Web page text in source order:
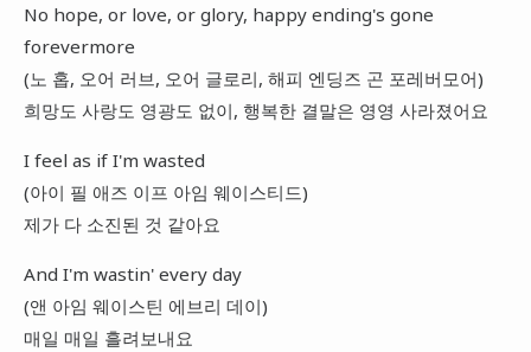
No hope, or love, or glory, happy ending's gone
forevermore
(노 홉, 오어 러브, 오어 글로리, 해피 엔딩즈 곤 포레버모어)
희망도 사랑도 영광도 없이, 행복한 결말은 영영 사라졌어요
I feel as if I'm wasted
(아이 필 애즈 이프 아임 웨이스티드)
제가 다 소진된 것 같아요
And I'm wastin' every day
(앤 아임 웨이스틴 에브리 데이)
매일 매일 흘려보내요